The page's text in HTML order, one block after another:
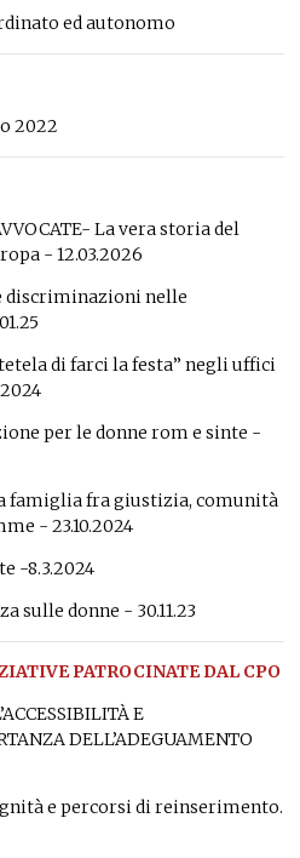
ed autonomo
2022
La vera storia del
- 12.03.2026
discriminazioni nelle
di farci la festa” negli uffici
per le donne rom e sinte -
famiglia fra giustizia, comunità
- 23.10.2024
-8.3.2024
sulle donne - 30.11.23
PATROCINATE DAL CPO
E
DELL’ADEGUAMENTO
e percorsi di reinserimento.